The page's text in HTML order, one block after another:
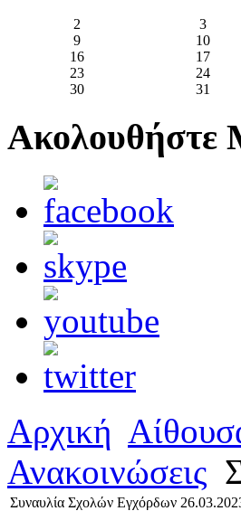
2 3
9
10
16
17
23
24
30
31
Ακολουθήστε
Αρχική
Ανακοινώσεις
Συναυλία Σχολών Εγχόρδων